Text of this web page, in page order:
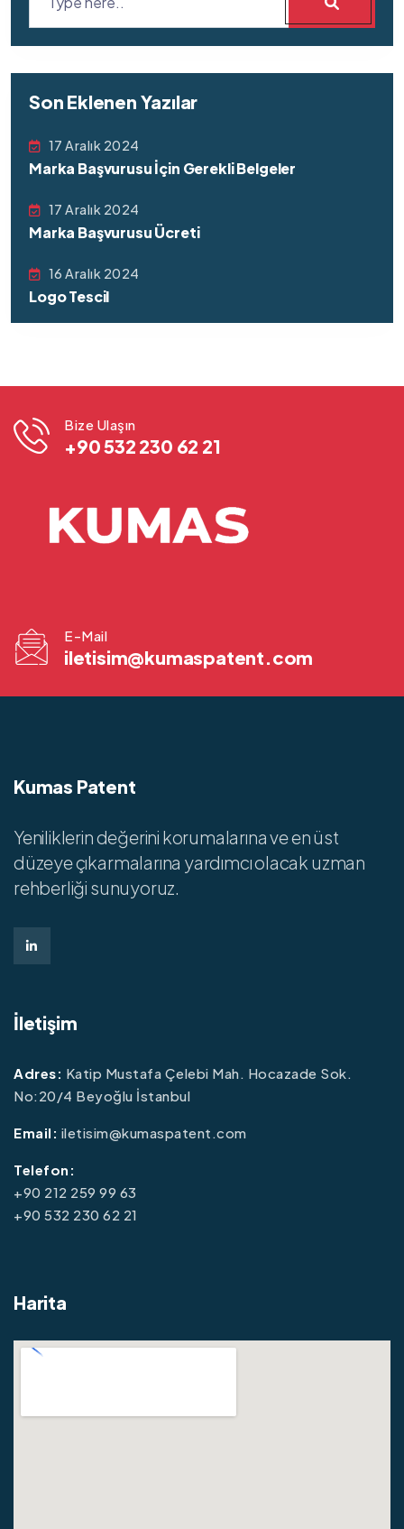
Son Eklenen Yazılar
17 Aralık 2024
Marka Başvurusu İçin Gerekli Belgeler
17 Aralık 2024
Marka Başvurusu Ücreti
16 Aralık 2024
Logo Tescil
Bize Ulaşın
+90 532 230 62 21
E-Mail
iletisim@kumaspatent.com
Kumas Patent
Yeniliklerin değerini korumalarına ve en üst
düzeye çıkarmalarına yardımcı olacak uzman
rehberliği sunuyoruz.
İletişim
Adres: Katip Mustafa Çelebi Mah. Hocazade Sok.
No:20/4 Beyoğlu İstanbul
Email: iletisim@kumaspatent.com
Telefon:
+90 212 259 99 63
+90 532 230 62 21
Harita